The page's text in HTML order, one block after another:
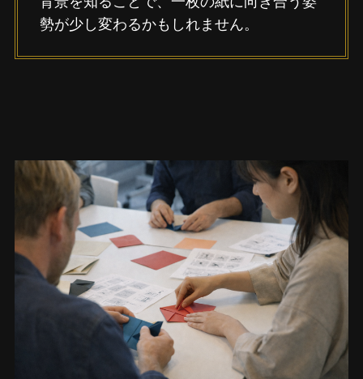
勢が少し変わるかもしれません。